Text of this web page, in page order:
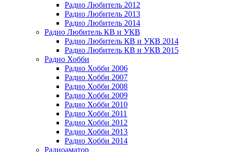
Радио Любитель 2012
Радио Любитель 2013
Радио Любитель 2014
Радио Любитель КВ и УКВ
Радио Любитель КВ и УКВ 2014
Радио Любитель КВ и УКВ 2015
Радио Хобби
Радио Хобби 2006
Радио Хобби 2007
Радио Хобби 2008
Радио Хобби 2009
Радио Хобби 2010
Радио Хобби 2011
Радио Хобби 2012
Радио Хобби 2013
Радио Хобби 2014
Радиоаматор